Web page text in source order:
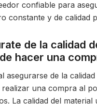
confiable para
constante y de calidad
de la calidad
hacer una
asegurarse de la
realizar una compra al
La calidad del material